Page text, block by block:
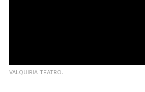
VALQUIRIA TEATRO.